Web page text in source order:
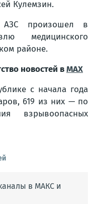
Кулемзин.
произошел в
медицинского
районе.
новостей вMAX
с начала года
619 из них — по
взрывоопасных
в МАКС и